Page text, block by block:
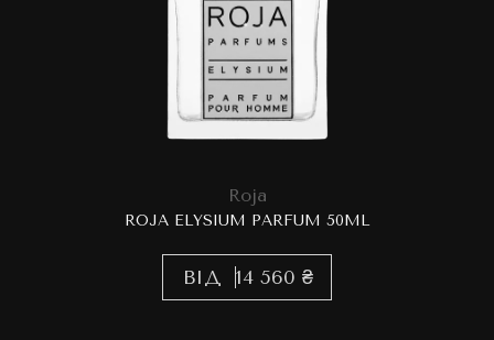
Roja
ROJA ELYSIUM PARFUM 50ML
ВІД 14 560 ₴